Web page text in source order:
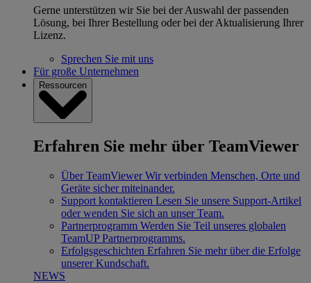
Gerne unterstützen wir Sie bei der Auswahl der passenden
Lösung, bei Ihrer Bestellung oder bei der Aktualisierung Ihrer
Lizenz.
Sprechen Sie mit uns
Für große Unternehmen
Ressourcen
Erfahren Sie mehr über TeamViewer
Über TeamViewer Wir verbinden Menschen, Orte und
Geräte sicher miteinander.
Support kontaktieren Lesen Sie unsere Support-Artikel
oder wenden Sie sich an unser Team.
Partnerprogramm Werden Sie Teil unseres globalen
TeamUP Partnerprogramms.
Erfolgsgeschichten Erfahren Sie mehr über die Erfolge
unserer Kundschaft.
NEWS